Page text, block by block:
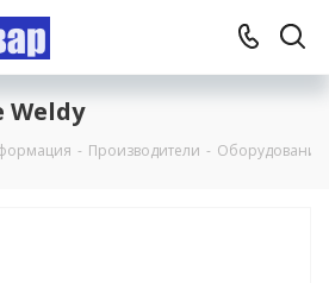
Weldy
- Производители - Оборудование